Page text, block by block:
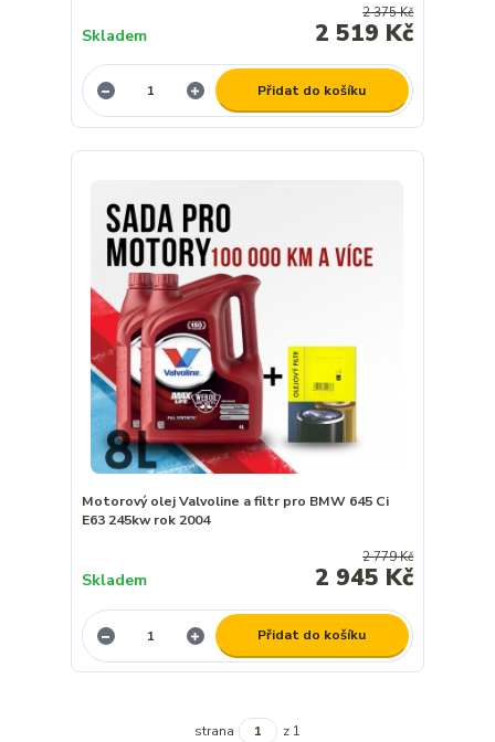
2 375 Kč
2 519 Kč
Skladem
Přidat do košíku
Motorový olej Valvoline a filtr pro BMW 645 Ci
E63 245kw rok 2004
2 779 Kč
2 945 Kč
Skladem
Přidat do košíku
strana z 1